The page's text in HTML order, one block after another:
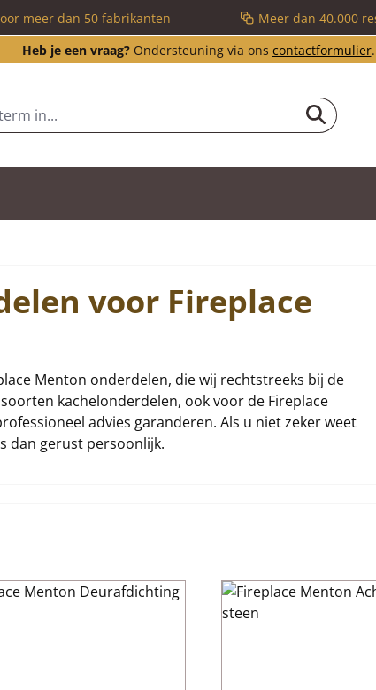
meer dan 50 fabrikanten Meer dan 40.000
Heb je een vraag?Ondersteuning via ons contactformulier.
voor Fireplace
Menton onderdelen, die wij rechtstreeks bij de
kachelonderdelen, ook voor de Fireplace
advies garanderen. Als u niet zeker weet
dan gerust persoonlijk.